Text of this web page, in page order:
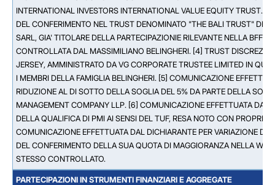
INTERNATIONAL INVESTORS INTERNATIONAL VALUE EQUITY TRUST.
DEL CONFERIMENTO NEL TRUST DENOMINATO "THE BALI TRUST"
SARL, GIA' TITOLARE DELLA PARTECIPAZIONIE RILEVANTE NELLA BFF
CONTROLLATA DAL MASSIMILIANO BELINGHERI. [4] TRUST
JERSEY, AMMINISTRATO DA VG CORPORATE TRUSTEE LIMITED IN
I MEMBRI DELLA FAMIGLIA BELINGHERI. [5] COMUNICAZIONE
RIDUZIONE AL DI SOTTO DELLA SOGLIA DEL 5% DA PARTE DELLA
MANAGEMENT COMPANY LLP. [6] COMUNICAZIONE EFFETTUATA
DELLA QUALIFICA DI PMI AI SENSI DEL TUF, RESA NOTO CON
COMUNICAZIONE EFFETTUATA DAL DICHIARANTE PER VARIAZIONE
DEL CONFERIMENTO DELLA SUA QUOTA DI MAGGIORANZA NELLA
STESSO CONTROLLATO.
PARTECIPAZIONI IN STRUMENTI FINANZIARI E AGGREGATE